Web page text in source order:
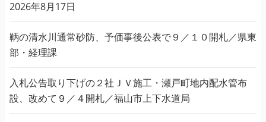
2026年8月17日
鞆の清水川通常砂防、予価事後公表で９／１０開札／県東
部・経理課
入札公告取り下げの２社ＪＶ施工・瀬戸町地内配水管布
設、改めて９／４開札／福山市上下水道局